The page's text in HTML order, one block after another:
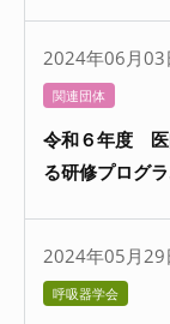
2024年06月03
関連団体
令和６年度 医
る研修プログ
2024年05月29
呼吸器学会